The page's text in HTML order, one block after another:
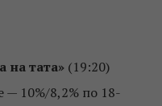
на тата» (19:20)
— 10%/8,2% по 18-